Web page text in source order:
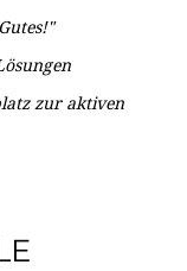
zur aktiven